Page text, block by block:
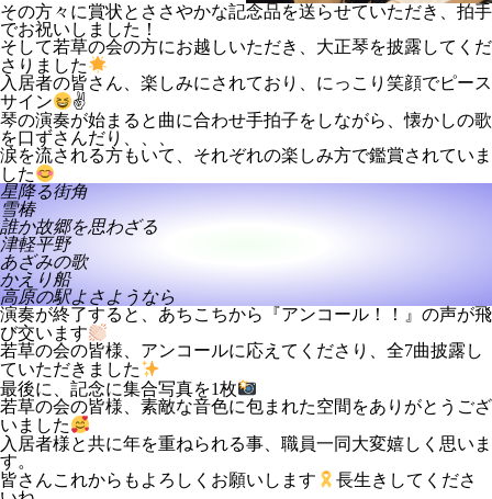
その方々に賞状とささやかな記念品を送らせていただき、拍手
でお祝いしました！
そして若草の会の方にお越しいただき、大正琴を披露してくだ
さりました
入居者の皆さん、楽しみにされており、にっこり笑顔でピース
サイン
✌
琴の演奏が始まると曲に合わせ手拍子をしながら、懐かしの歌
を口ずさんだり、、、
涙を流される方もいて、それぞれの楽しみ方で鑑賞されていま
した
星降る街角
雪椿
誰か故郷を思わざる
津軽平野
あざみの歌
かえり船
高原の駅よさようなら
演奏が終了すると、あちこちから『アンコール！！』の声が飛
び交います
若草の会の皆様、アンコールに応えてくださり、全7曲披露し
ていただきました
最後に、記念に集合写真を1枚
若草の会の皆様、素敵な音色に包まれた空間をありがとうござ
いました
入居者様と共に年を重ねられる事、職員一同大変嬉しく思いま
す。
皆さんこれからもよろしくお願いします
長生きしてくださ